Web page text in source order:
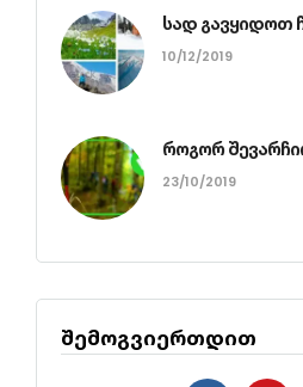
სად გავყიდოთ
10/12/2019
როგორ
23/10/2019
შემოგვიერთდით